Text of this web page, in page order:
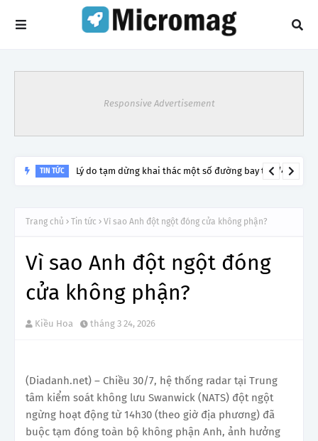
Responsive Advertisement
TIN TỨC Lý do tạm dừng khai thác một số đường bay từ 1/4
Trang chủ Tin tức Vì sao Anh đột ngột đóng cửa không phận?
Vì sao Anh đột ngột đóng
cửa không phận?
Kiều Hoa tháng 3 24, 2026
(Diadanh.net) – Chiều 30/7, hệ thống radar tại Trung
tâm kiểm soát không lưu Swanwick (NATS) đột ngột
ngừng hoạt động từ 14h30 (theo giờ địa phương) đã
buộc tạm đóng toàn bộ không phận Anh, ảnh hưởng